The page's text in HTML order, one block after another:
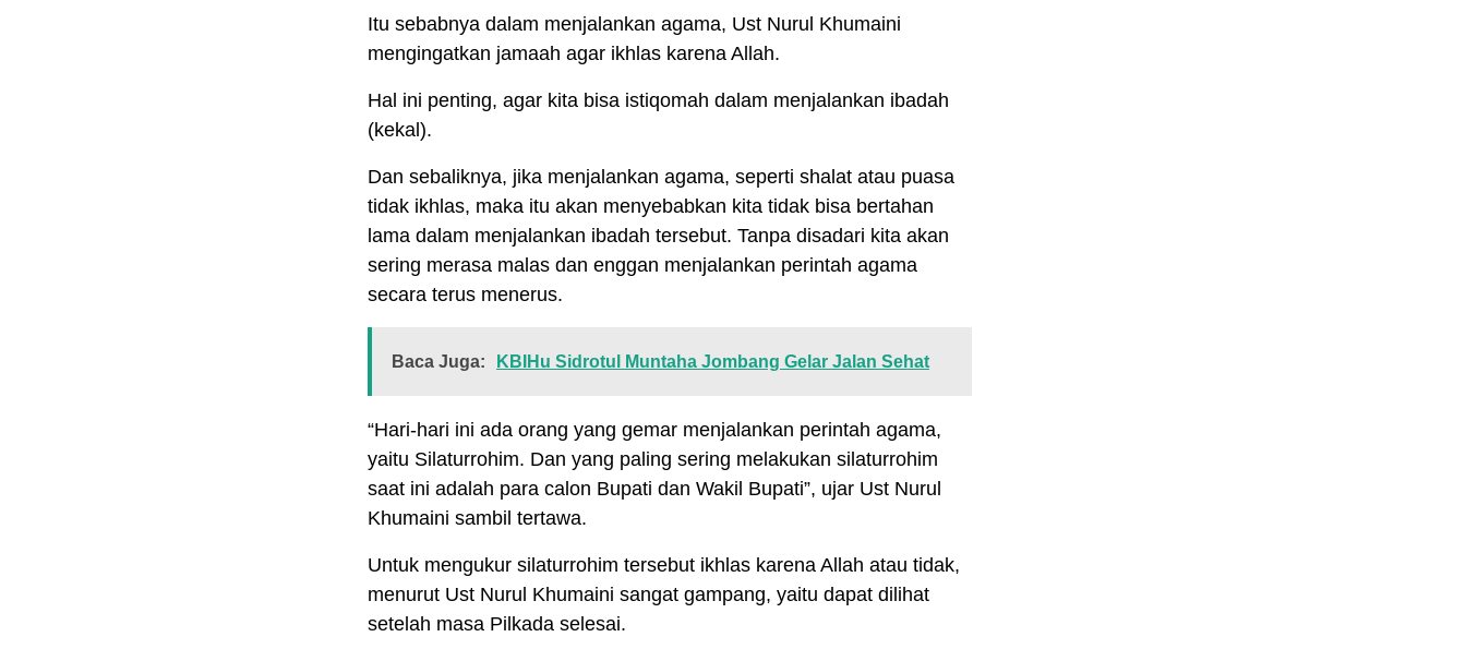
Itu sebabnya dalam menjalankan agama, Ust Nurul Khumaini
mengingatkan jamaah agar ikhlas karena Allah.
Hal ini penting, agar kita bisa istiqomah dalam menjalankan ibadah
(kekal).
Dan sebaliknya, jika menjalankan agama, seperti shalat atau puasa
tidak ikhlas, maka itu akan menyebabkan kita tidak bisa bertahan
lama dalam menjalankan ibadah tersebut. Tanpa disadari kita akan
sering merasa malas dan enggan menjalankan perintah agama
secara terus menerus.
Baca Juga: KBIHu Sidrotul Muntaha Jombang Gelar Jalan Sehat
“Hari-hari ini ada orang yang gemar menjalankan perintah agama,
yaitu Silaturrohim. Dan yang paling sering melakukan silaturrohim
saat ini adalah para calon Bupati dan Wakil Bupati”, ujar Ust Nurul
Khumaini sambil tertawa.
Untuk mengukur silaturrohim tersebut ikhlas karena Allah atau tidak,
menurut Ust Nurul Khumaini sangat gampang, yaitu dapat dilihat
setelah masa Pilkada selesai.